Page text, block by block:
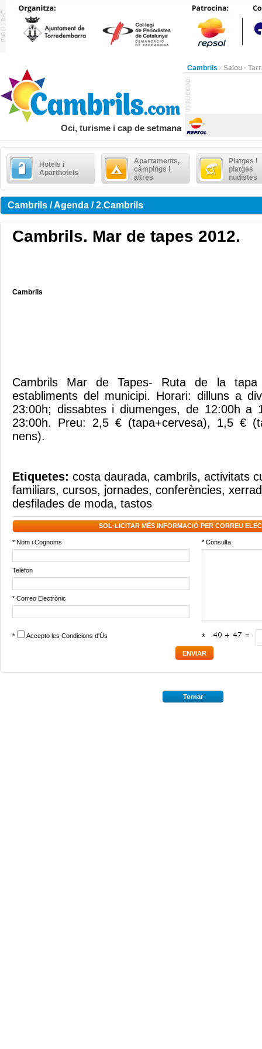
Cambrils · Salou ·
Oci, turisme i cap de setmana
Hotels i
Aparthotels
Apartaments,
càmpings i
altres
Platges i
platges
nudistes
Cambrils / Agenda / 2.Cambrils
Cambrils. Mar de tapes 2012.
Cambrils
Cambrils Mar de Tapes- Ruta de la
establiments del municipi. Horari: dilluns a
23:00h; dissabtes i diumenges, de 12:00h a
23:00h. Preu: 2,5 € (tapa+cervesa), 1,5 €
nens).
Etiquetes: costa daurada, cambrils, activitats
familiars, cursos, jornades, conferències,
desfilades de moda, tastos
SOL·LICITAR MÉS INFORMACIÓ PER CORREU
* Nom i Cognoms * Consulta
Telèfon
* Correo Electrònic
* Accepto les Condicions d'Ús *
Tornar